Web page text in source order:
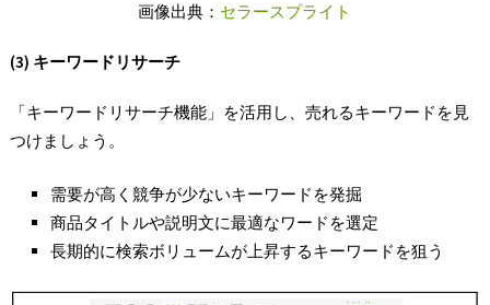
画像出典： セラースプライト
(3) キーワードリサーチ
「キーワードリサーチ機能」を活用し、売れるキーワードを見
つけましょう。
需要が高く競争が少ないキーワードを発掘
商品タイトルや説明文に最適なワードを選定
長期的に検索ボリュームが上昇するキーワードを狙う